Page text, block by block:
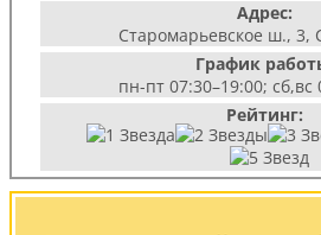
Адрес:
Старомарьевское ш., 3,
График
пн-пт 07:30–19:00; сб,вс
Рейтинг: